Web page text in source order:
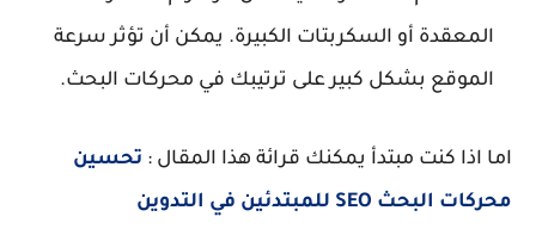
المعقدة أو السكربتات الكبيرة. يمكن أن تؤثر سرعة
الموقع بشكل كبير على ترتيبك في محركات البحث.
اما اذا كنت مبتدأ يمكنك قرائة هذا المقال : تحسين
محركات البحث SEO للمبتدئين في التدوين